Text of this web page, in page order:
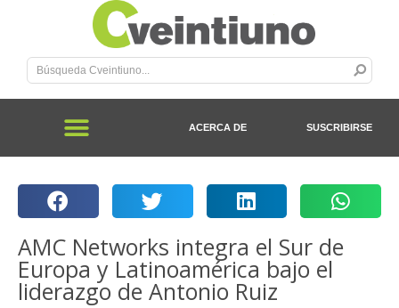
ACERCA DE SUSCRIBIRSE
AMC Networks integra el Sur de
Europa y Latinoamérica bajo el
liderazgo de Antonio Ruiz